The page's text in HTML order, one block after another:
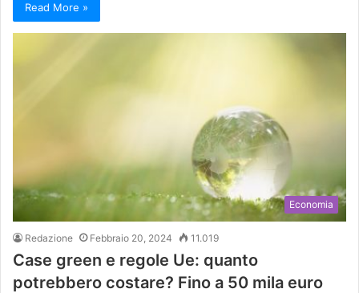
Read More »
Economia
Redazione Febbraio 20, 2024 11.019
Case green e regole Ue: quanto
potrebbero costare? Fino a 50 mila euro